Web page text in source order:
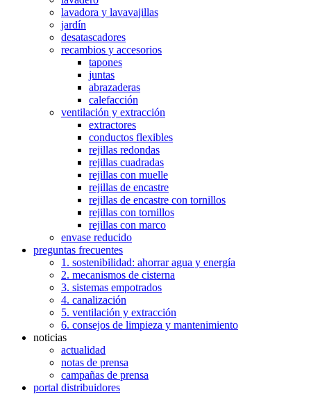
lavadora y lavavajillas
jardín
desatascadores
recambios y accesorios
tapones
juntas
abrazaderas
calefacción
ventilación y extracción
extractores
conductos flexibles
rejillas redondas
rejillas cuadradas
rejillas con muelle
rejillas de encastre
rejillas de encastre con tornillos
rejillas con tornillos
rejillas con marco
envase reducido
preguntas frecuentes
1. sostenibilidad: ahorrar agua y energía
2. mecanismos de cisterna
3. sistemas empotrados
4. canalización
5. ventilación y extracción
6. consejos de limpieza y mantenimiento
noticias
actualidad
notas de prensa
campañas de prensa
portal distribuidores